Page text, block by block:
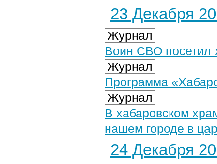
23 Декабря
Журнал
Воин СВО посетил
Журнал
Программа
Журнал
В хабаровском
нашем городе в
24 Декабря